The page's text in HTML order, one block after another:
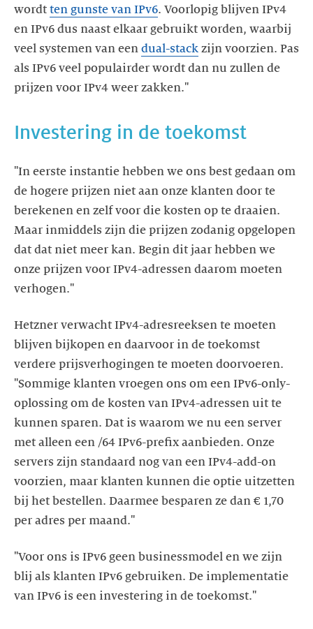
wordt ten gunste van IPv6. Voorlopig blijven IPv4
en IPv6 dus naast elkaar gebruikt worden, waarbij
veel systemen van een dual-stack zijn voorzien. Pas
als IPv6 veel populairder wordt dan nu zullen de
prijzen voor IPv4 weer zakken."
Investering in de toekomst
"In eerste instantie hebben we ons best gedaan om
de hogere prijzen niet aan onze klanten door te
berekenen en zelf voor die kosten op te draaien.
Maar inmiddels zijn die prijzen zodanig opgelopen
dat dat niet meer kan. Begin dit jaar hebben we
onze prijzen voor IPv4-adressen daarom moeten
verhogen."
Hetzner verwacht IPv4-adresreeksen te moeten
blijven bijkopen en daarvoor in de toekomst
verdere prijsverhogingen te moeten doorvoeren.
"Sommige klanten vroegen ons om een IPv6-only-
oplossing om de kosten van IPv4-adressen uit te
kunnen sparen. Dat is waarom we nu een server
met alleen een /64 IPv6-prefix aanbieden. Onze
servers zijn standaard nog van een IPv4-add-on
voorzien, maar klanten kunnen die optie uitzetten
bij het bestellen. Daarmee besparen ze dan € 1,70
per adres per maand."
"Voor ons is IPv6 geen businessmodel en we zijn
blij als klanten IPv6 gebruiken. De implementatie
van IPv6 is een investering in de toekomst."